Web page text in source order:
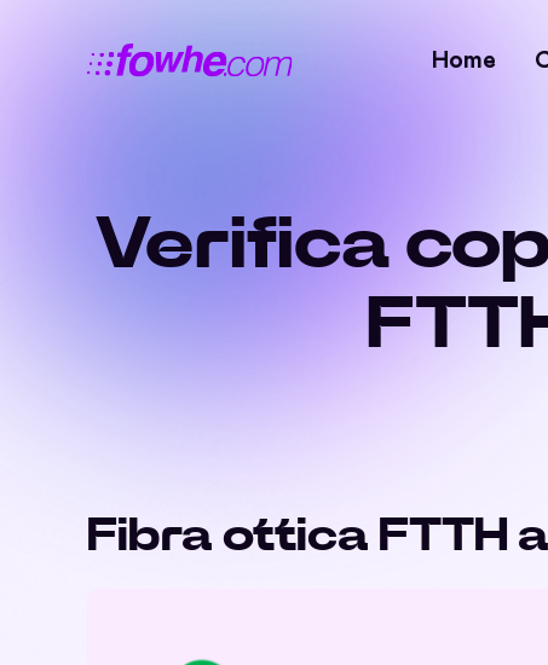
Home
Verifica
Fibra ottica FTTH